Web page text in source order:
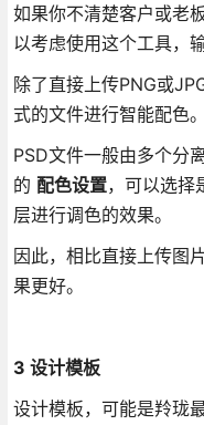
如果你不清楚客户或老
以考虑使用这个工具，
除了直接上传PNG或
式的文件进行智能配色。
PSD文件一般由多个分
的 配色设置，可以选择
层进行调色的效果。
因此，相比直接上传图
果更好。
3 设计模板
设计模板，可能是羚珑